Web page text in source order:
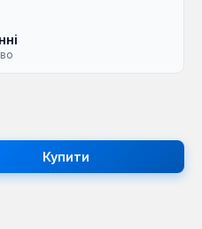
Введіть потрібну
Купити